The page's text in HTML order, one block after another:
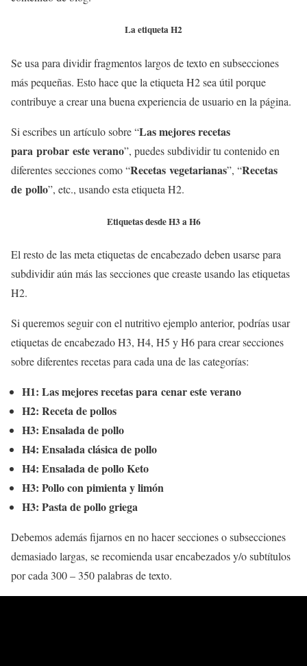
La etiqueta H2
Se usa para dividir fragmentos largos de texto en subsecciones
más pequeñas. Esto hace que la etiqueta H2 sea útil porque
contribuye a crear una buena experiencia de usuario en la página.
Si escribes un artículo sobre “Las mejores recetas
para probar este verano”, puedes subdividir tu contenido en
diferentes secciones como “Recetas vegetarianas”, “Recetas
de pollo”, etc., usando esta etiqueta H2.
Etiquetas desde H3 a H6
El resto de las meta etiquetas de encabezado deben usarse para
subdividir aún más las secciones que creaste usando las etiquetas
H2.
Si queremos seguir con el nutritivo ejemplo anterior, podrías usar
etiquetas de encabezado H3, H4, H5 y H6 para crear secciones
sobre diferentes recetas para cada una de las categorías:
H1: Las mejores recetas para cenar este verano
H2: Receta de pollos
H3: Ensalada de pollo
H4: Ensalada clásica de pollo
H4: Ensalada de pollo Keto
H3: Pollo con pimienta y limón
H3: Pasta de pollo griega
Debemos además fijarnos en no hacer secciones o subsecciones
demasiado largas, se recomienda usar encabezados y/o subtítulos
por cada 300 – 350 palabras de texto.